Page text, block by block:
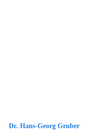
Dr. Hans-Georg Gruber